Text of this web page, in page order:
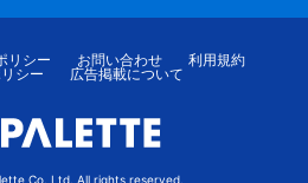
リシー お問い合わせ
利用規約
シー
広告掲載について
Co.,Ltd. All rights reserved.